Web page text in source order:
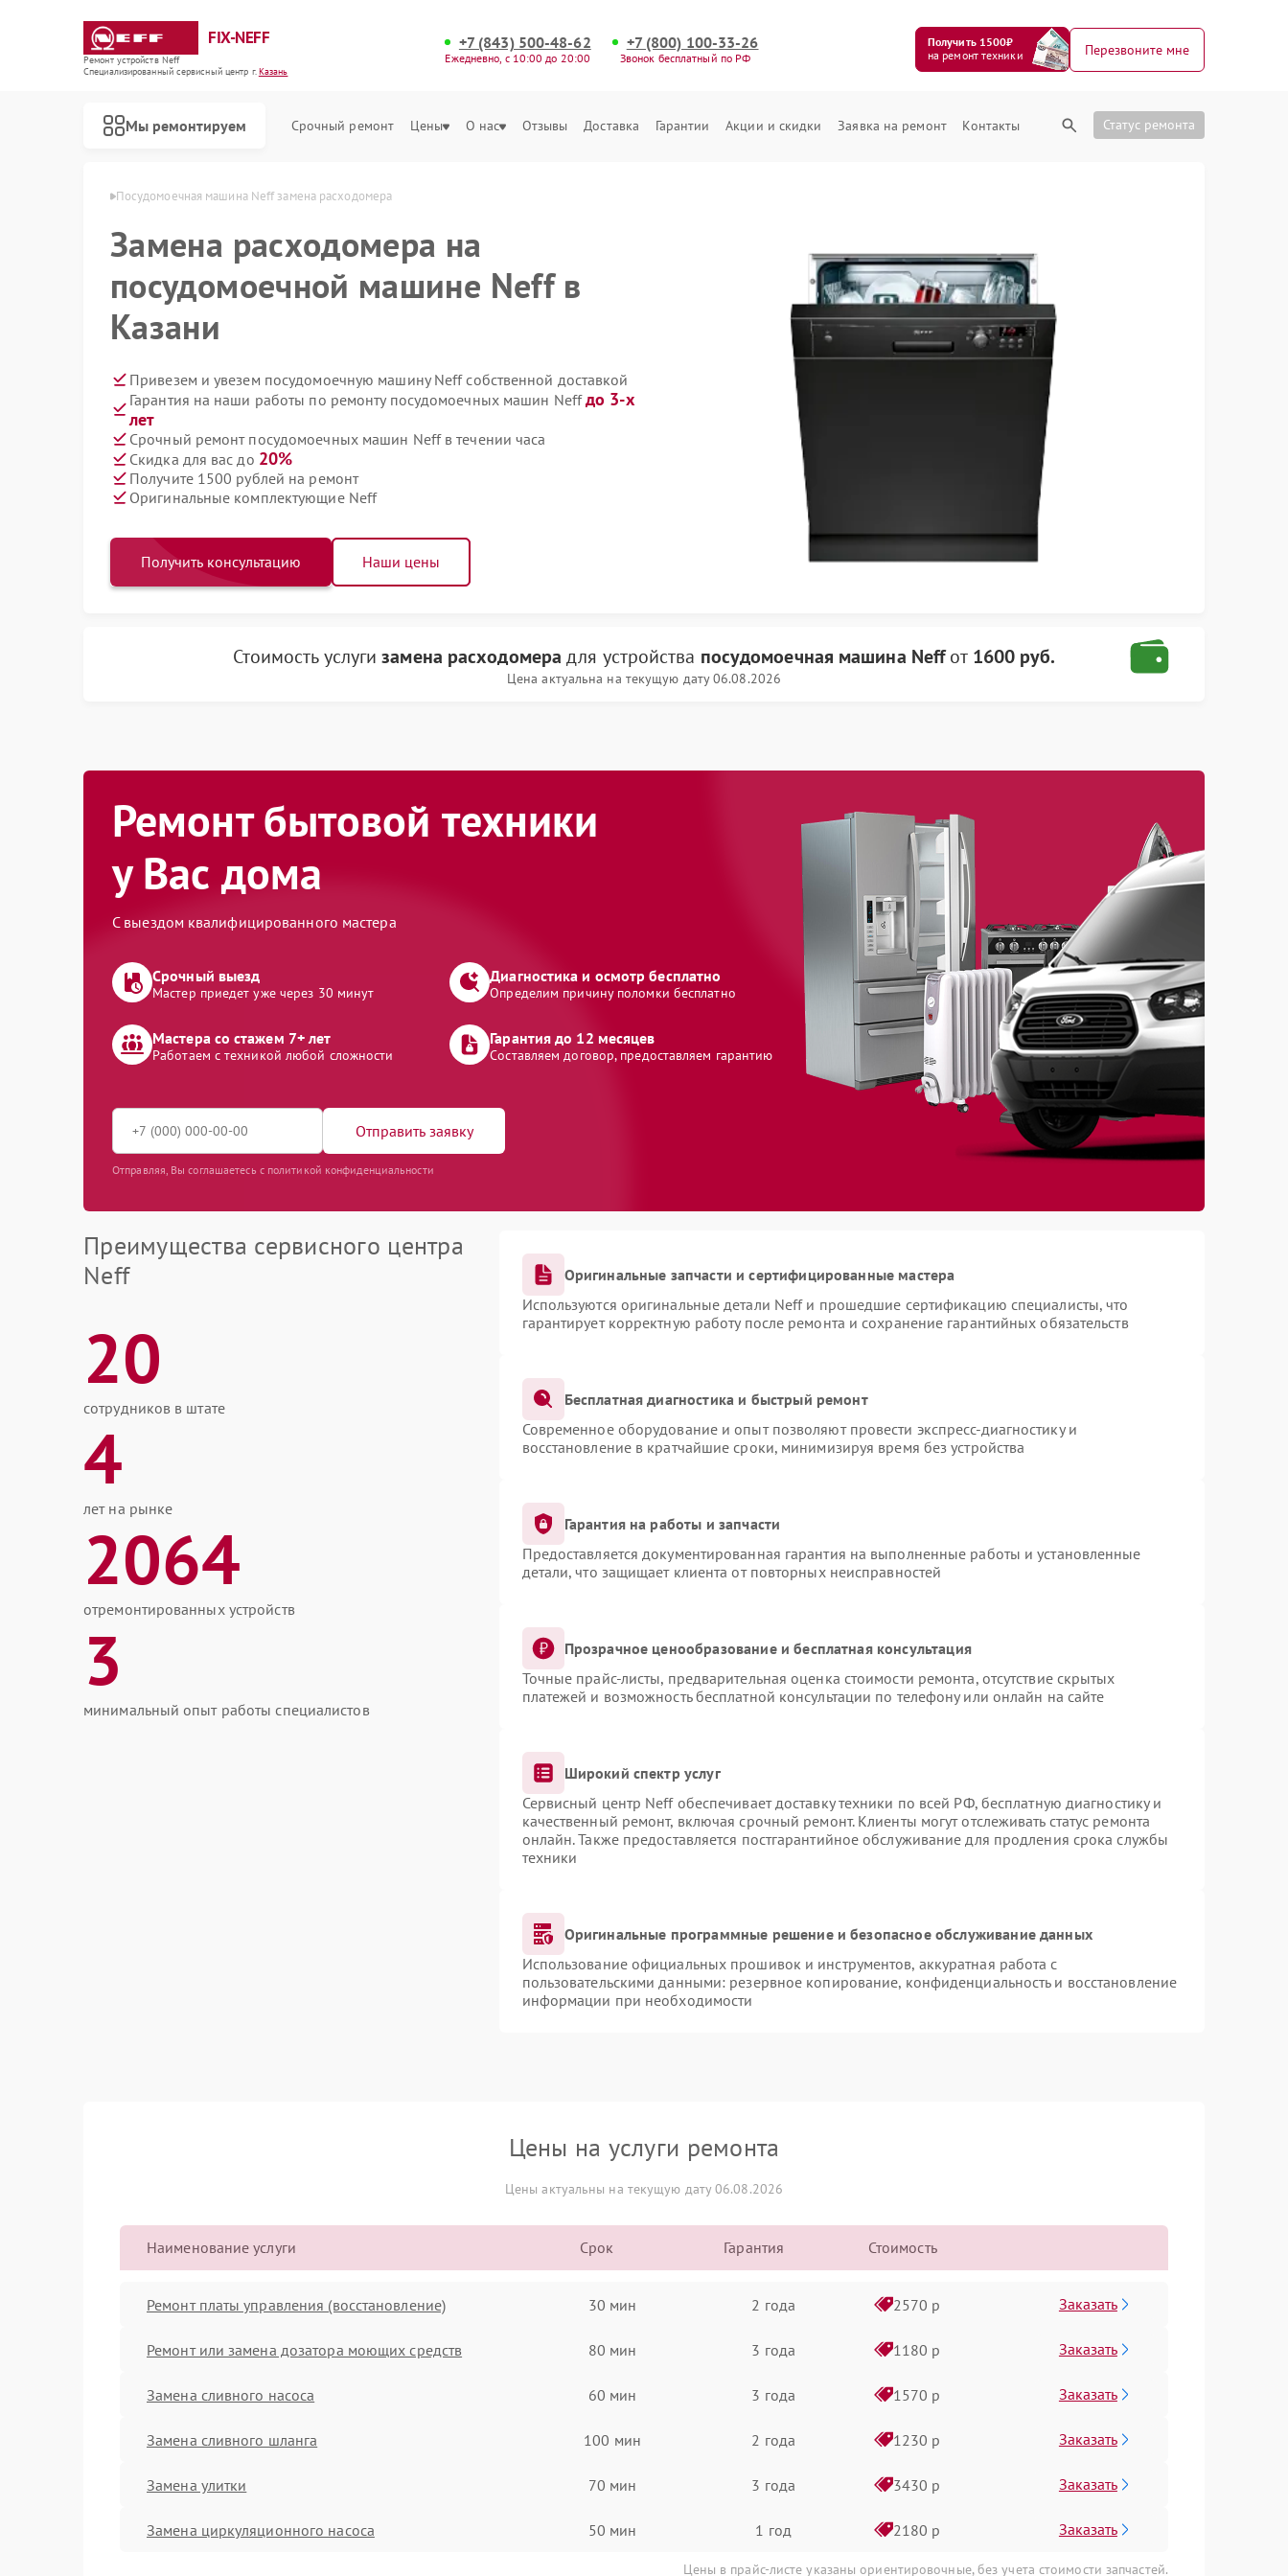
FIX-NEFF
Ремонт устройств Neff
Специализированный cервисный центр г.Казань
+7 (843) 500-48-62
Ежедневно, с 10:00 до 20:00
+7 (800) 100-33-26
Звонок бесплатный по РФ
Получить 1500₽
на ремонт техники
Перезвоните мне
Мы ремонтируем Срочный ремонт Цены О нас Отзывы Доставка Гарантии Акции и скидки Заявка на ремонт Контакты Статус ремонта
Посудомоечная машина Neff замена расходомера
Замена расходомера на
посудомоечной машине Neff в
Казани
Привезем и увезем посудомоечную машину Neff собственной доставкой
Гарантия на наши работы по ремонту посудомоечных машин Neffдо 3-х
лет
Срочный ремонт посудомоечных машин Neff в течении часа
Скидка для вас до 20%
Получите 1500 рублей на ремонт
Оригинальные комплектующие Neff
Получить консультацию Наши цены
Стоимость услугизамена расходомера для устройства посудомоечная машина Neffот 1600 руб.
Цена актуальна на текущую дату 06.08.2026
Ремонт бытовой техники
у Вас дома
С выездом квалифицированного мастера
Срочный выезд
Мастер приедет уже через 30 минут
Диагностика и осмотр бесплатно
Определим причину поломки бесплатно
Мастера со стажем 7+ лет
Работаем с техникой любой сложности
Гарантия до 12 месяцев
Составляем договор, предоставляем гарантию
Отправить заявку
Отправляя, Вы соглашаетесь с политикой конфиденциальности
Преимущества сервисного центра
Neff
20
сотрудников в штате
4
лет на рынке
2064
отремонтированных устройств
3
минимальный опыт работы специалистов
Оригинальные запчасти и сертифицированные мастера
Используются оригинальные детали Neff и прошедшие сертификацию специалисты, что
гарантирует корректную работу после ремонта и сохранение гарантийных обязательств
Бесплатная диагностика и быстрый ремонт
Современное оборудование и опыт позволяют провести экспресс-диагностику и
восстановление в кратчайшие сроки, минимизируя время без устройства
Гарантия на работы и запчасти
Предоставляется документированная гарантия на выполненные работы и установленные
детали, что защищает клиента от повторных неисправностей
Прозрачное ценообразование и бесплатная консультация
Точные прайс-листы, предварительная оценка стоимости ремонта, отсутствие скрытых
платежей и возможность бесплатной консультации по телефону или онлайн на сайте
Широкий спектр услуг
Сервисный центр Neff обеспечивает доставку техники по всей РФ, бесплатную диагностику и
качественный ремонт, включая срочный ремонт. Клиенты могут отслеживать статус ремонта
онлайн. Также предоставляется постгарантийное обслуживание для продления срока службы
техники
Оригинальные программные решение и безопасное обслуживание данных
Использование официальных прошивок и инструментов, аккуратная работа с
пользовательскими данными: резервное копирование, конфиденциальность и восстановление
информации при необходимости
Цены на услуги ремонта
Цены актуальны на текущую дату 06.08.2026
Наименование услуги Срок Гарантия Стоимость
Ремонт платы управления (восстановление) 30 мин 2 года 2570 р Заказать
Ремонт или замена дозатора моющих средств 80 мин 3 года 1180 р Заказать
Замена сливного насоса 60 мин 3 года 1570 р Заказать
Замена сливного шланга 100 мин 2 года 1230 р Заказать
Замена улитки 70 мин 3 года 3430 р Заказать
Замена циркуляционного насоса 50 мин 1 год 2180 р Заказать
Цены в прайс-листе указаны ориентировочные, без учета стоимости запчастей.